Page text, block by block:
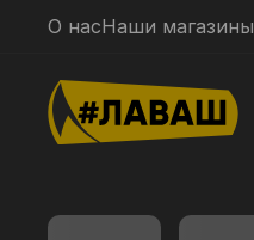
О насНаши магазины